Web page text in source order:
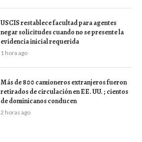
USCIS restablece facultad para agentes
negar solicitudes cuando no se presente la
evidencia inicial requerida
1 hora ago
Más de 800 camioneros extranjeros fueron
retirados de circulación en EE. UU. ; cientos
de dominicanos conducen
2 horas ago